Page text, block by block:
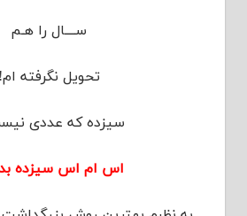
ﺳــــﺎﻝ ﺭﺍ ﻫـﻢ
ﺗﺤﻮﯾﻞ ﻧﮕﺮﻓﺘﻪ ﺍﻡ!
ﺳﯿﺰﺩﻩ ﮐﻪ ﻋﺪﺩﯼ
اس ام اس سیزده بدر